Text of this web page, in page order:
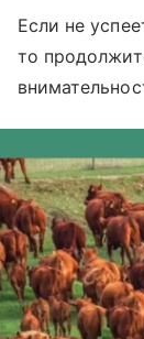
Если не
то